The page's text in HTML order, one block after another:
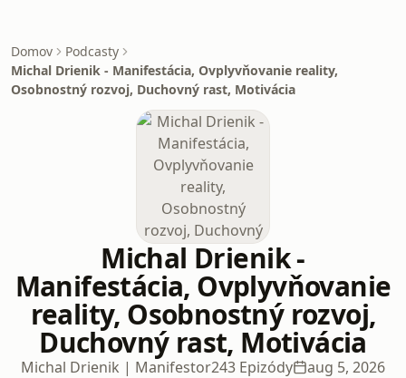
Domov
Podcasty
Michal Drienik - Manifestácia, Ovplyvňovanie reality,
Osobnostný rozvoj, Duchovný rast, Motivácia
Michal Drienik -
Manifestácia, Ovplyvňovanie
reality, Osobnostný rozvoj,
Duchovný rast, Motivácia
Michal Drienik | Manifestor243 Epizódy aug 5, 2026